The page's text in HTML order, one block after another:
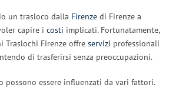
un trasloco dalla Firenze di Firenze a
capire i costi implicati. Fortunatamente,
Traslochi Firenze offre servizi professionali
di trasferirsi senza preoccupazioni.
possono essere influenzati da vari fattori.